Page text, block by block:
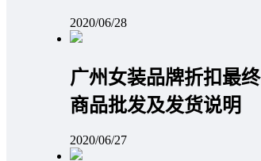
2020/06/28
广州女装品牌折扣最终
商品批发及发货说明
2020/06/27